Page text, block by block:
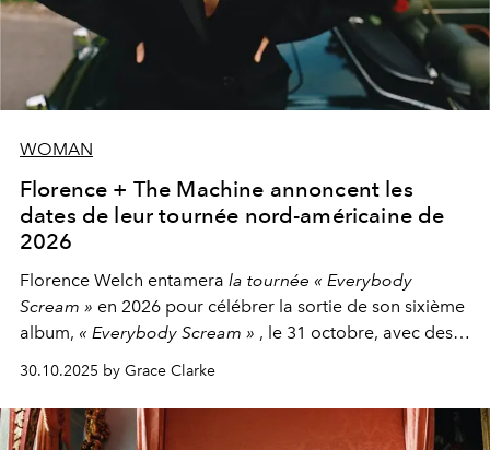
WOMAN
Florence + The Machine annoncent les
dates de leur tournée nord-américaine de
2026
Florence Welch entamera la tournée « Everybody
Scream » en 2026 pour célébrer la sortie de son sixième
album, « Everybody Scream » , le 31 octobre, avec des
30.10.2025 by Grace Clarke